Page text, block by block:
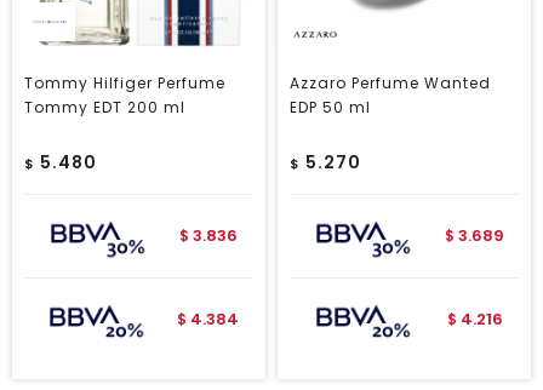
Tommy Hilfiger Perfume
Tommy EDT 200 ml
$ 5.480
$ 3.836
$ 4.384
Azzaro Perfume Wanted
EDP 50 ml
$ 5.270
$ 3.689
$ 4.216